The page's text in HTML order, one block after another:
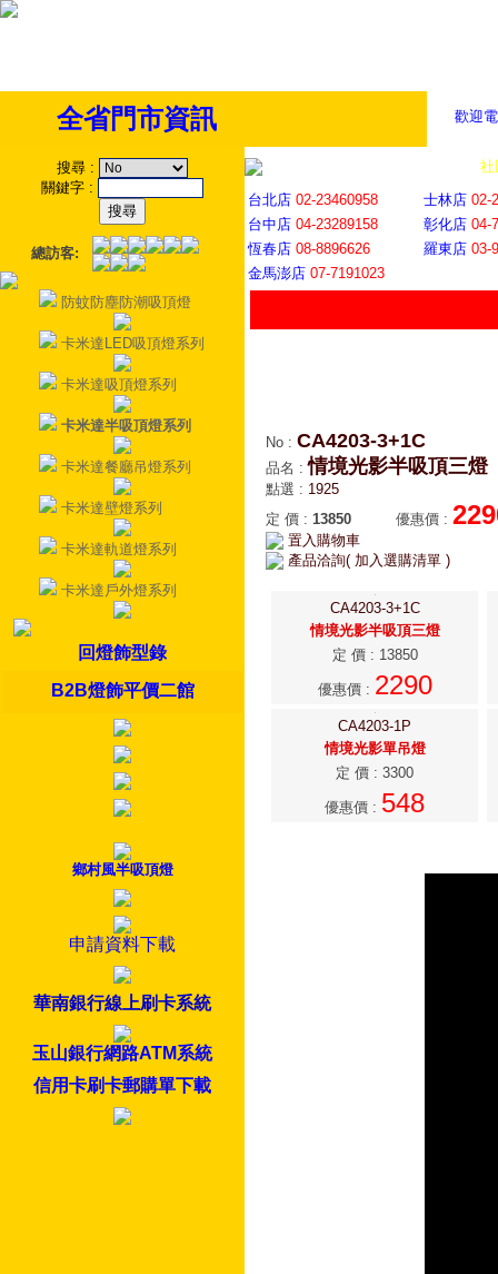
歡迎
全省門市資訊
搜尋 :
關鍵字 :
總訪客:
防蚊防塵防潮吸頂燈
卡米達LED吸頂燈系列
卡米達吸頂燈系列
卡米達半吸頂燈系列
卡米達餐廳吊燈系列
卡米達壁燈系列
卡米達軌道燈系列
卡米達戶外燈系列
回燈飾型錄
B2B燈飾平價二館
鄉村風半吸頂燈
申請資料下載
華南銀行線上刷卡系統
玉山銀行網路ATM系統
信用卡刷卡郵購單下載
社
台北店 02-23460958 士林店 02-
台中店 04-23289158 彰化店 04-
恆春店 08-8896626 羅東店 03-
金馬澎店 07-7191023
No : CA4203-3+1C
品名 :情境光影半吸頂三燈
點選 : 1925
定 價 : 13850 優惠價 :
置入購物車
產品洽詢( 加入選購清單 )
CA4203-3+1C
情境光影半吸頂三燈
定 價: 13850
優惠價: 2290
CA4203-1P
情境光影單吊燈
定 價 : 3300
優惠價 : 548